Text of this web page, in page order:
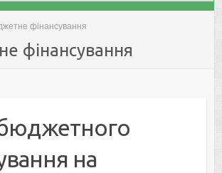
фінансування
фінансування
на